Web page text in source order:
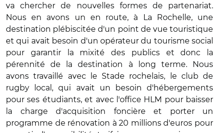
va chercher de nouvelles formes de partenariat.
Nous en avons un en route, à La Rochelle, une
destination plébiscitée d'un point de vue touristique
et qui avait besoin d'un opérateur du tourisme social
pour garantir la mixité des publics et donc la
pérennité de la destination à long terme. Nous
avons travaillé avec le Stade rochelais, le club de
rugby local, qui avait un besoin d'hébergements
pour ses étudiants, et avec l'office HLM pour baisser
la charge d'acquisition foncière et porter un
programme de rénovation à 20 millions d'euros pour